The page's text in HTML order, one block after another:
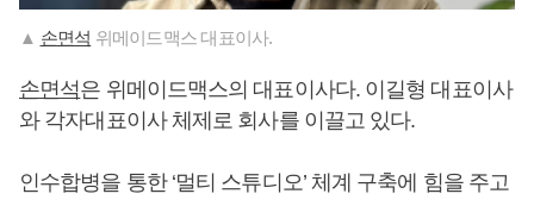
▲ 손면석 위메이드맥스 대표이사.
손면석은 위메이드맥스의 대표이사다. 이길형 대표이사
와 각자대표이사 체제로 회사를 이끌고 있다.
인수합병을 통한 ‘멀티 스튜디오’ 체계 구축에 힘을 주고